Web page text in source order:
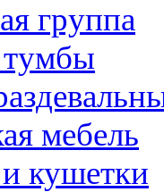
группа
мебель
кушетки